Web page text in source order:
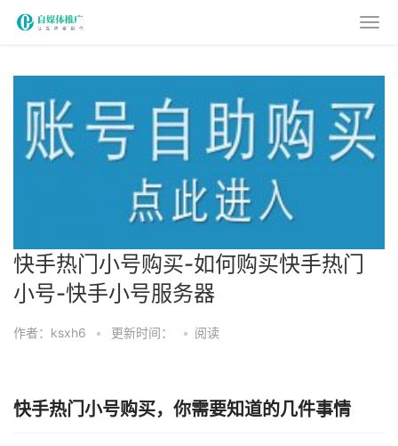
快手热门小号购买-如何购买快手热门
小号-快手小号服务器
作者：ksxh6 • 更新时间： • 阅读
快手热门小号购买，你需要知道的几件事情